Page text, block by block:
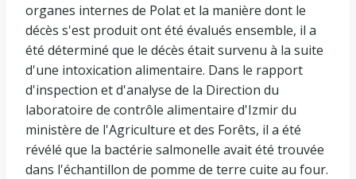
organes internes de Polat et la manière dont le
décès s'est produit ont été évalués ensemble, il a
été déterminé que le décès était survenu à la suite
d'une intoxication alimentaire. Dans le rapport
d'inspection et d'analyse de la Direction du
laboratoire de contrôle alimentaire d'Izmir du
ministère de l'Agriculture et des Forêts, il a été
révélé que la bactérie salmonelle avait été trouvée
dans l'échantillon de pomme de terre cuite au four.